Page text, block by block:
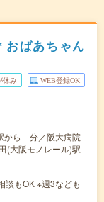
おばあちゃん
休み WEB登録OK
から---分／阪大病院
(大阪モノレール)駅
談もOK ※週3なども